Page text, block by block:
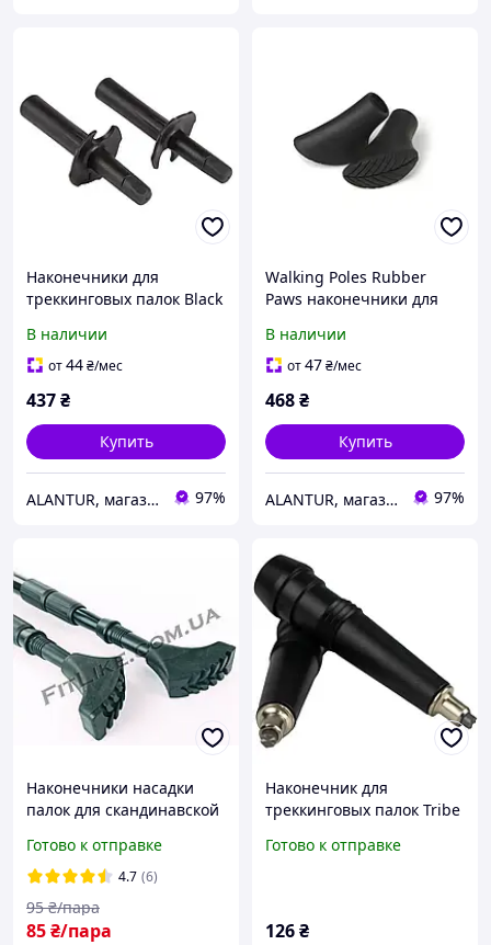
Наконечники для
треккинговых палок Black
черные, 2 шт.
В наличии
от44₴/мес
437₴
Купить
ALANTUR, магазин туристичного спорядження та велосипедів 97%
Walking Poles Rubber
Paws наконечники для
В наличии
от47₴/мес
468₴
Купить
ALANTUR, магазин туристичного спорядження та велосипедів 97%
Наконечники насадки
палок для скандинавской
(треккинговых палок)
Готово к отправке
4.7 (6)
85₴/пара
95 ₴/пара
Наконечник для
треккинговых палок Tribe
Готово к отправке
126₴